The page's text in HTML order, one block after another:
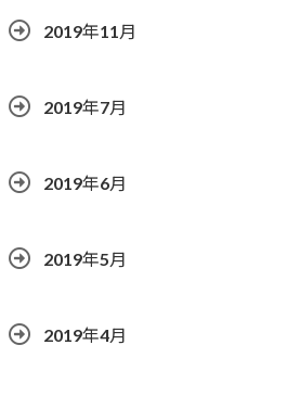
2019年11月
2019年7月
2019年6月
2019年5月
2019年4月